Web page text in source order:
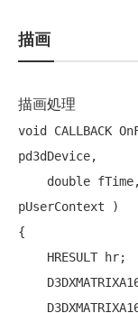
描画
描画処理
void CALLBACK
pd3dDevice,
double
pUserContext )
{